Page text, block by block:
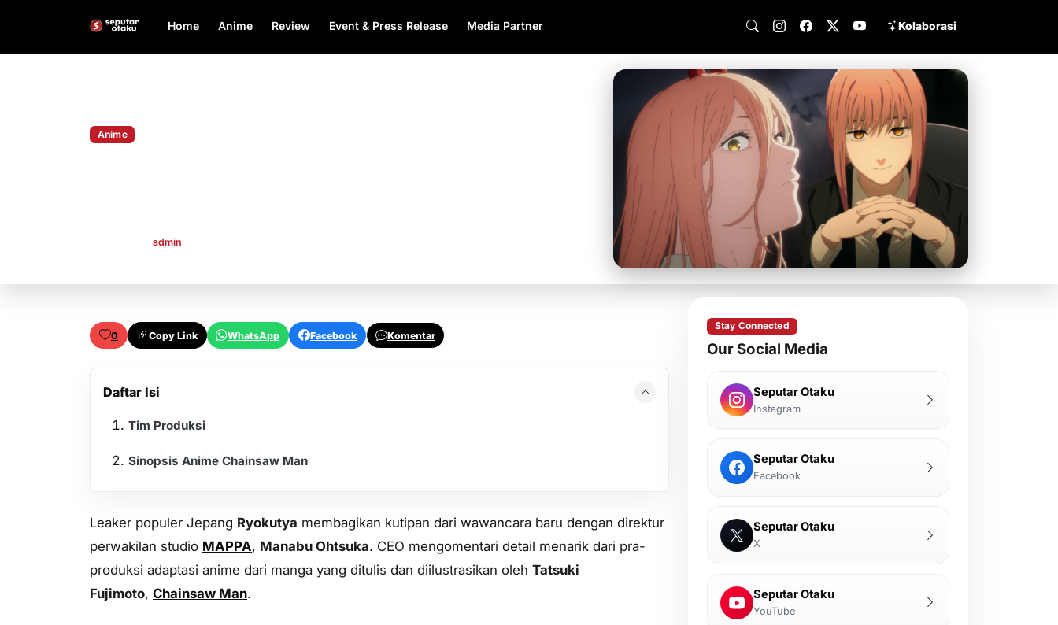
Home Anime Review Event & Press Release Media Partner Kolaborasi
Anime
admin
0 Copy Link WhatsApp Facebook Komentar
Daftar Isi
Tim Produksi
Sinopsis Anime Chainsaw Man
Leaker populer Jepang Ryokutya membagikan kutipan dari wawancara baru dengan direktur
perwakilan studio MAPPA, Manabu Ohtsuka. CEO mengomentari detail menarik dari pra-
produksi adaptasi anime dari manga yang ditulis dan diilustrasikan oleh Tatsuki
Fujimoto, Chainsaw Man.
Stay Connected
Our Social Media
Seputar Otaku
Instagram
Seputar Otaku
Facebook
Seputar Otaku
X
Seputar Otaku
YouTube